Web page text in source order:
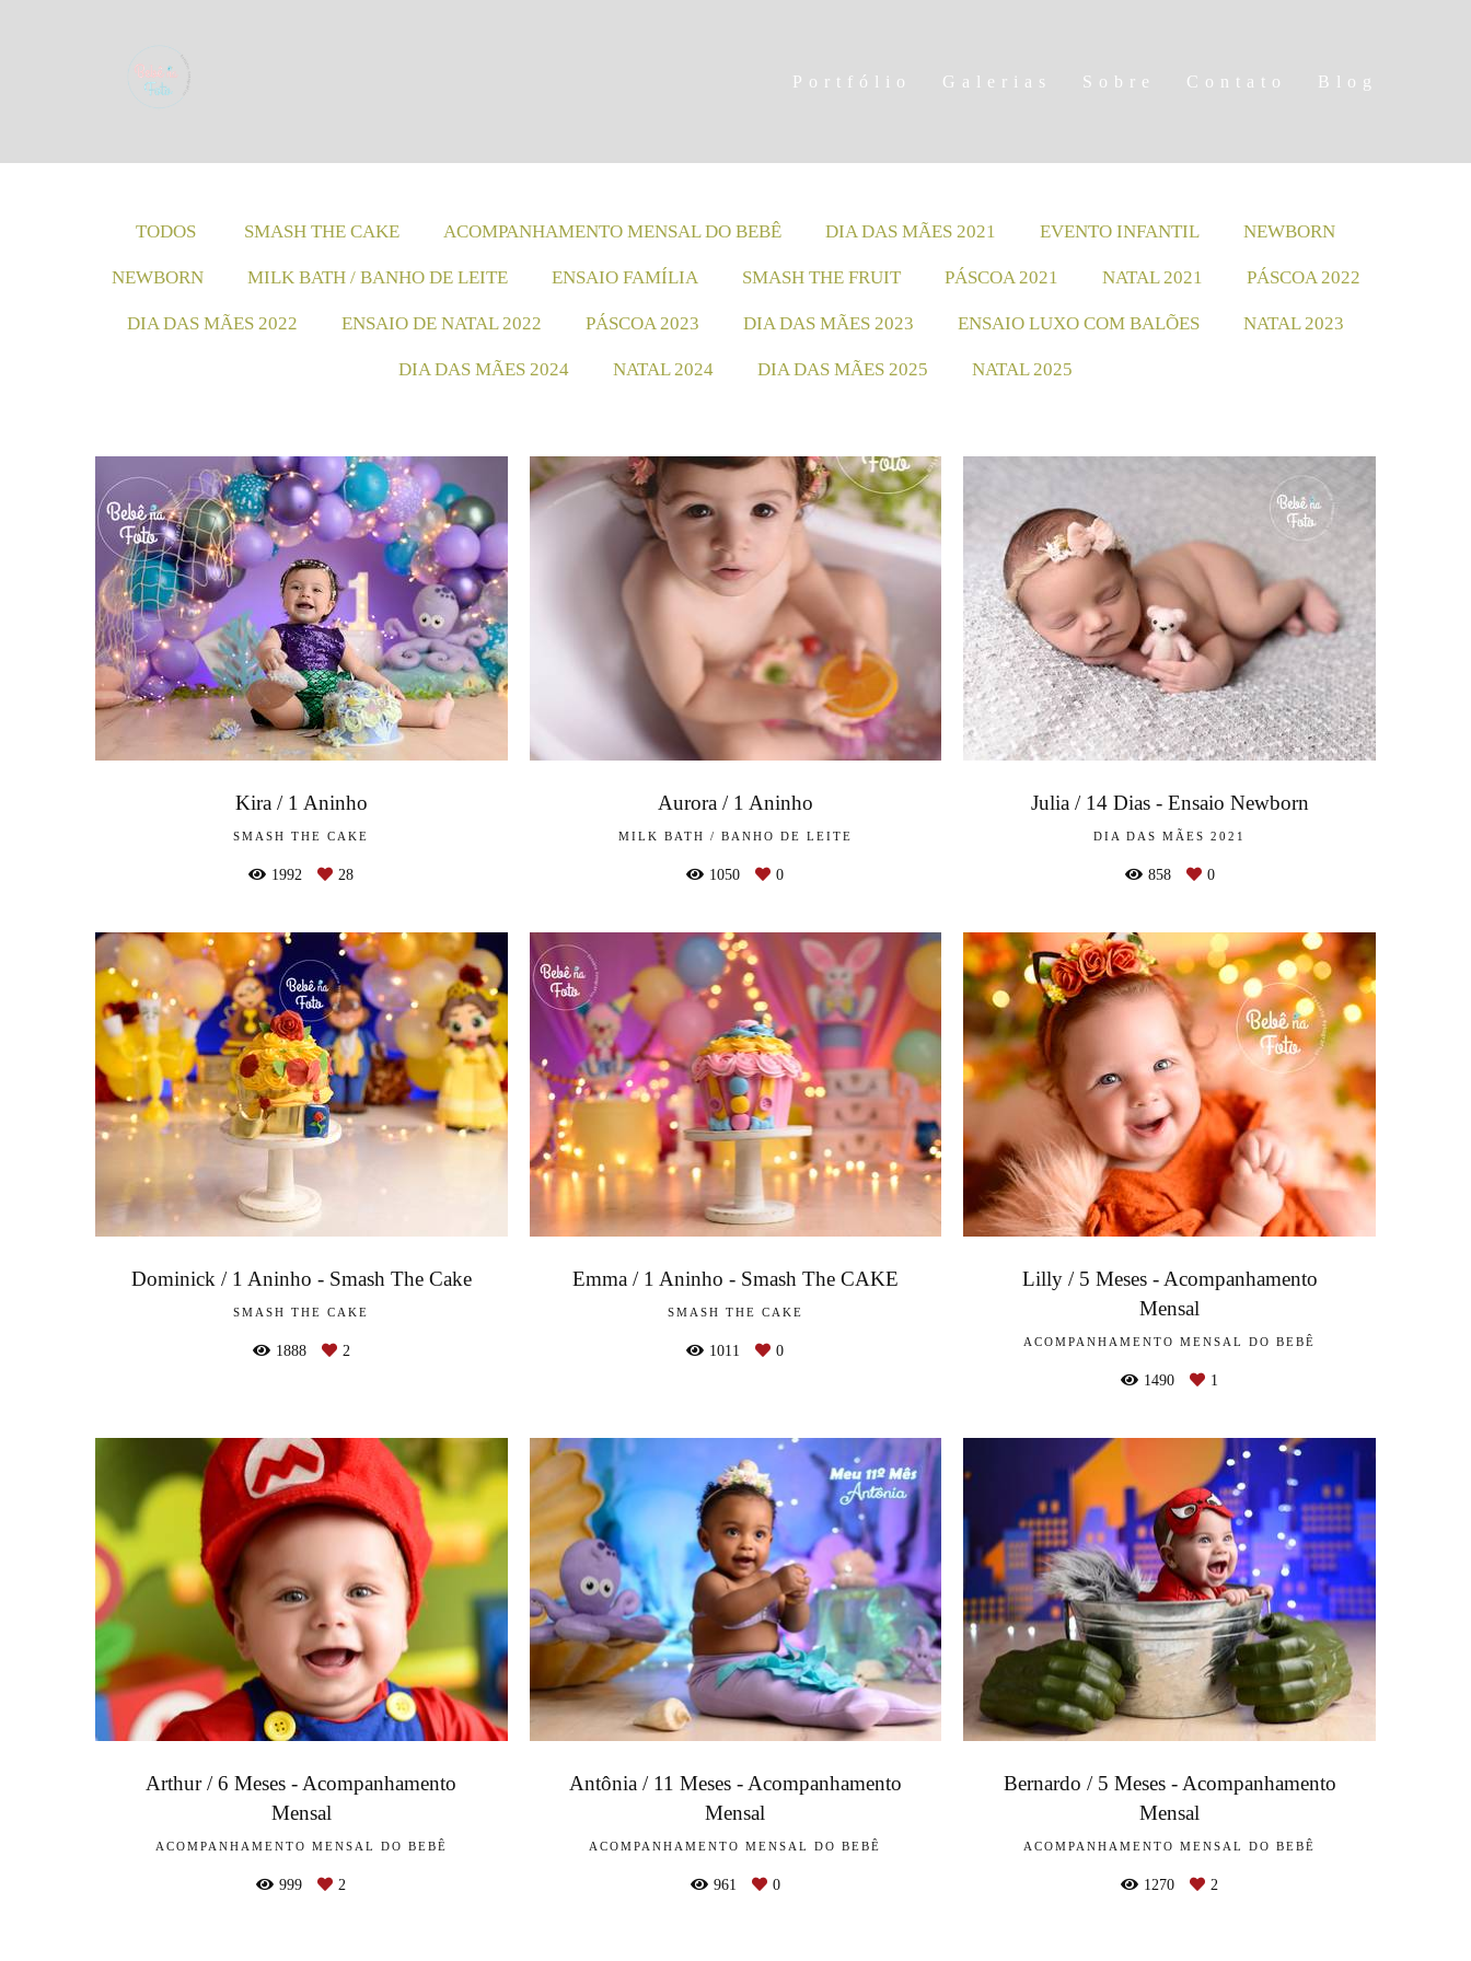
Portfólio Galerias Sobre Contato Blog
TODOS SMASH THE CAKE ACOMPANHAMENTO MENSAL DO BEBÊ DIA DAS MÃES 2021 EVENTO INFANTIL NEWBORN
NEWBORN MILK BATH / BANHO DE LEITE ENSAIO FAMÍLIA SMASH THE FRUIT PÁSCOA 2021 NATAL 2021 PÁSCOA 2022
DIA DAS MÃES 2022 ENSAIO DE NATAL 2022 PÁSCOA 2023 DIA DAS MÃES 2023 ENSAIO LUXO COM BALÕES NATAL 2023
DIA DAS MÃES 2024 NATAL 2024 DIA DAS MÃES 2025 NATAL 2025
Kira / 1 Aninho
SMASH THE CAKE
1992 28
Aurora / 1 Aninho
MILK BATH / BANHO DE LEITE
1050 0
Julia / 14 Dias - Ensaio Newborn
DIA DAS MÃES 2021
858 0
Dominick / 1 Aninho - Smash The Cake
SMASH THE CAKE
1888 2
Emma / 1 Aninho - Smash The CAKE
SMASH THE CAKE
1011 0
Lilly / 5 Meses - Acompanhamento
Mensal
ACOMPANHAMENTO MENSAL DO BEBÊ
1490 1
Arthur / 6 Meses - Acompanhamento
Mensal
ACOMPANHAMENTO MENSAL DO BEBÊ
999 2
Antônia / 11 Meses - Acompanhamento
Mensal
ACOMPANHAMENTO MENSAL DO BEBÊ
961 0
Bernardo / 5 Meses - Acompanhamento
Mensal
ACOMPANHAMENTO MENSAL DO BEBÊ
1270 2